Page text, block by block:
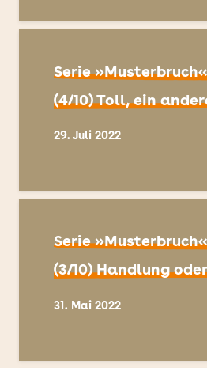
Serie
(4/10) Toll, ein
29. Juli 2022
Serie
(3/10) Handlung
31. Mai 2022